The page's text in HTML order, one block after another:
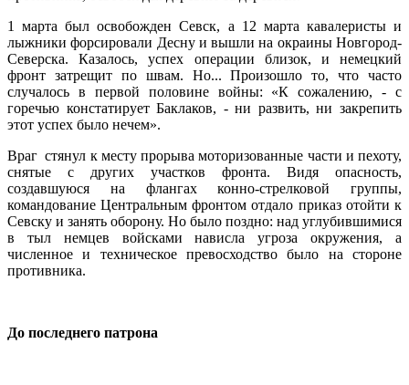
1 марта был освобожден Севск, а 12 марта кавалеристы и
лыжники форсировали Десну и вышли на окраины Новгород-
Северска. Казалось, успех операции близок, и немецкий
фронт затрещит по швам. Но... Произошло то, что часто
случалось в первой половине войны: «К сожалению, - с
горечью констатирует Баклаков, - ни развить, ни закрепить
этот успех было нечем».
Враг стянул к месту прорыва моторизованные части и пехоту,
снятые с других участков фронта. Видя опасность,
создавшуюся на флангах конно-стрелковой группы,
командование Центральным фронтом отдало приказ отойти к
Севску и занять оборону. Но было поздно: над углубившимися
в тыл немцев войсками нависла угроза окружения, а
численное и техническое превосходство было на стороне
противника.
До последнего патрона